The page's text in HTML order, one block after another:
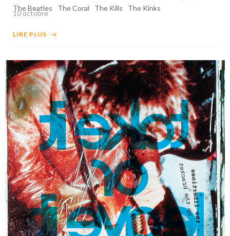
The Beatles
The Coral The Kills The Kinks
10 octobre
LIRE PLUS